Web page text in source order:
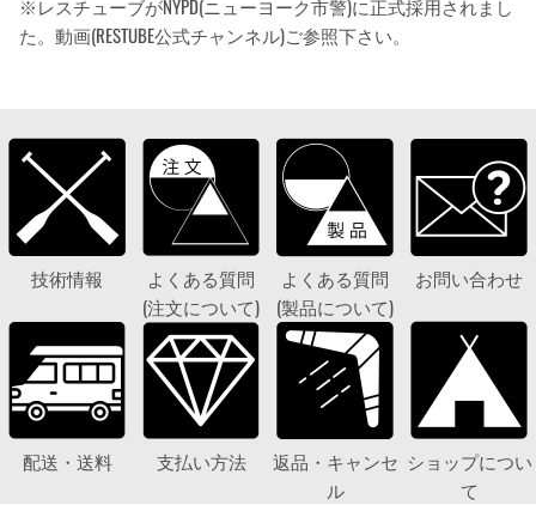
※レスチューブがNYPD(ニューヨーク市警)に正式採用されまし
た。動画(RESTUBE公式チャンネル)ご参照下さい。
技術情報
よくある質問
(注文について)
よくある質問
(製品について)
お問い合わせ
配送・送料 支払い方法
返品・キャンセ
ル
ショップについ
て